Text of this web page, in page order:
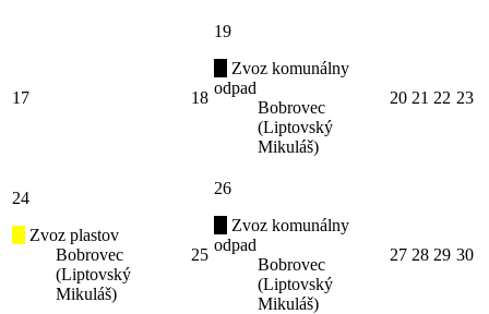
17 18
19
Zvoz komunálny
odpad
Bobrovec
(Liptovský
Mikuláš)
20 21 22 23
24
Zvoz plastov
Bobrovec
(Liptovský
Mikuláš)
25
26
Zvoz komunálny
odpad
Bobrovec
(Liptovský
Mikuláš)
27 28 29 30